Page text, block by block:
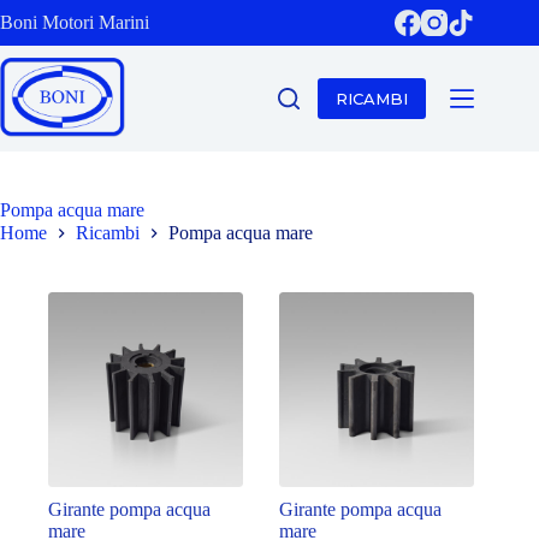
al
contenuto
Boni Motori Marini
RICAMBI
Pompa acqua mare
Home
Ricambi Pompa acqua mare
Girante pompa acqua
mare
Girante pompa acqua
mare